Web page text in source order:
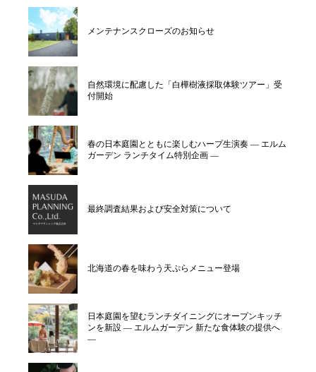
メンテナンスクローズのお知らせ
自然環境に配慮した「白樺樹液採取体験ツアー」受
付開始
春の日本庭園とともに楽しむハープ生演奏 ― エルム
ガーデン ランチタイム特別企画 ―
最終調査結果および安全対策について
北海道の春を味わう天ぷらメニュー登場
日本庭園を望むランチダイニングにオープンキッチ
ンを新設 ― エルムガーデン 新たな食体験の提供へ
―